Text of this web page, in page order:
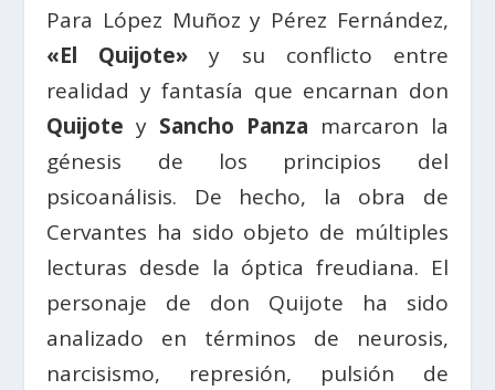
Para López Muñoz y Pérez Fernández,
«El Quijote» y su conflicto entre
realidad y fantasía que encarnan don
Quijote y Sancho Panza marcaron la
génesis de los principios del
psicoanálisis. De hecho, la obra de
Cervantes ha sido objeto de múltiples
lecturas desde la óptica freudiana. El
personaje de don Quijote ha sido
analizado en términos de neurosis,
narcisismo, represión, pulsión de